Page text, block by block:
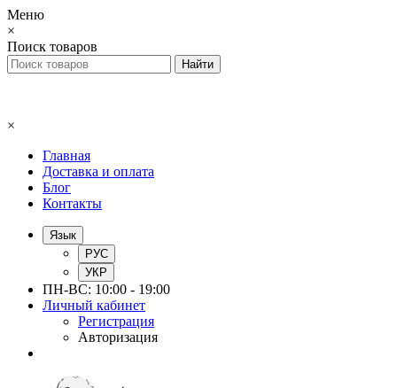
Меню
×
Поиск товаров
×
Главная
Доставка и оплата
Блог
Контакты
Язык
РУС
УКР
ПН-ВС: 10:00 - 19:00
Личный кабинет
Регистрация
Авторизация